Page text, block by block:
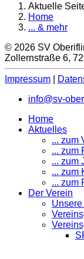
Aktuelle
Home
... & mehr
© 2026 SV
Zollernstraße 6,
Impressum
info@sv-
Home
Aktuelles
... zum
... zum
... zum
... zum
... zum
Der Verein